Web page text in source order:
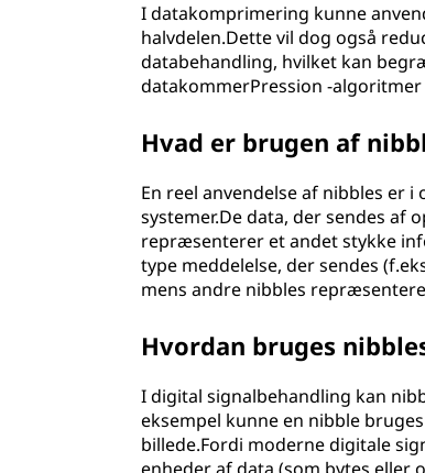
I datakomprimering kunne
halvdelen.Dette vil dog også
databehandling, hvilket kan
datakommerPression -
Hvad er brugen af
En reel anvendelse af nibbles er
systemer.De data, der sendes af
repræsenterer et andet stykke
type meddelelse, der sendes
mens andre nibbles
Hvordan bruges
I digital signalbehandling kan
eksempel kunne en nibble
billede.Fordi moderne digitale